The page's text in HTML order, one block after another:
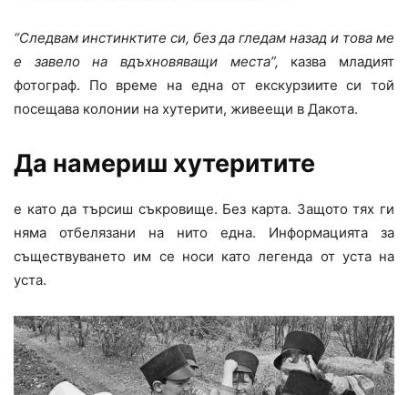
“Следвам инстинктите си, без да гледам назад и това ме
е завело на вдъхновяващи места”, казва младият
фотограф. По време на една от екскурзиите си той
посещава колонии на хутерити, живеещи в Дакота.
Да намериш хутеритите
е като да търсиш съкровище. Без карта. Защото тях ги
няма отбелязани на нито една. Информацията за
съществуването им се носи като легенда от уста на
уста.